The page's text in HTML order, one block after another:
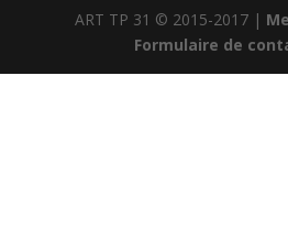
ART TP 31 © 2015-2017 |
Formulaire de